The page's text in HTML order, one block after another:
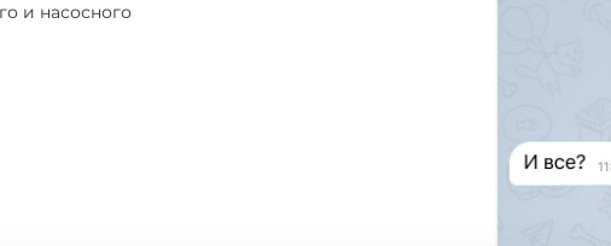
и насосного